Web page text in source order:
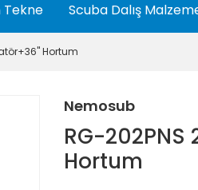
Scuba Dalış
Hortum
Nemosub
RG-
Hortum